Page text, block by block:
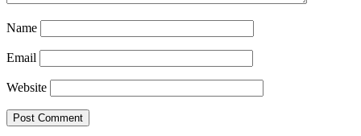
Name
Email
Website